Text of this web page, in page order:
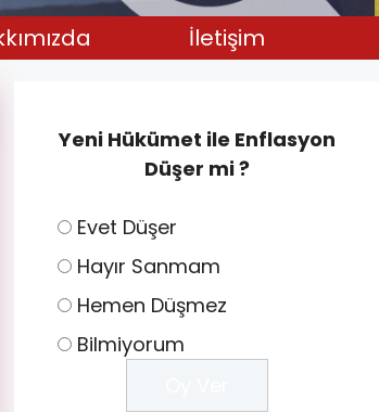
İletişim
Yeni Hükümet ile Enflasyon
Düşer mi ?
Evet Düşer
Hayır Sanmam
Hemen Düşmez
Bilmiyorum